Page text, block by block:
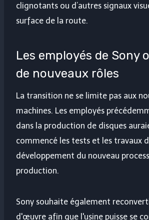
clignotants ou d’autres signaux
surface de la route.
Les employés de Sony
de nouveaux rôles
La transition ne se limite pas aux
machines. Les employés
dans la production de disques
commencé les tests et les travaux
développement du nouveau
production.
Sony souhaite également
d'œuvre afin que l'usine puisse se